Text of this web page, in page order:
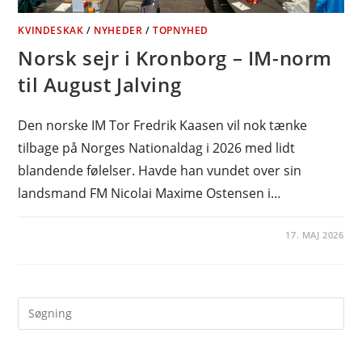
KVINDESKAK / NYHEDER /TOPNYHED
Norsk sejr i Kronborg – IM-norm
til August Jalving
Den norske IM Tor Fredrik Kaasen vil nok tænke
tilbage på Norges Nationaldag i 2026 med lidt
blandende følelser. Havde han vundet over sin
landsmand FM Nicolai Maxime Ostensen i…
17. MAJ 2026